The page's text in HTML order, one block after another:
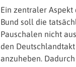
Ein zentraler
Bund soll die
Pauschalen nicht
den
anzuheben.